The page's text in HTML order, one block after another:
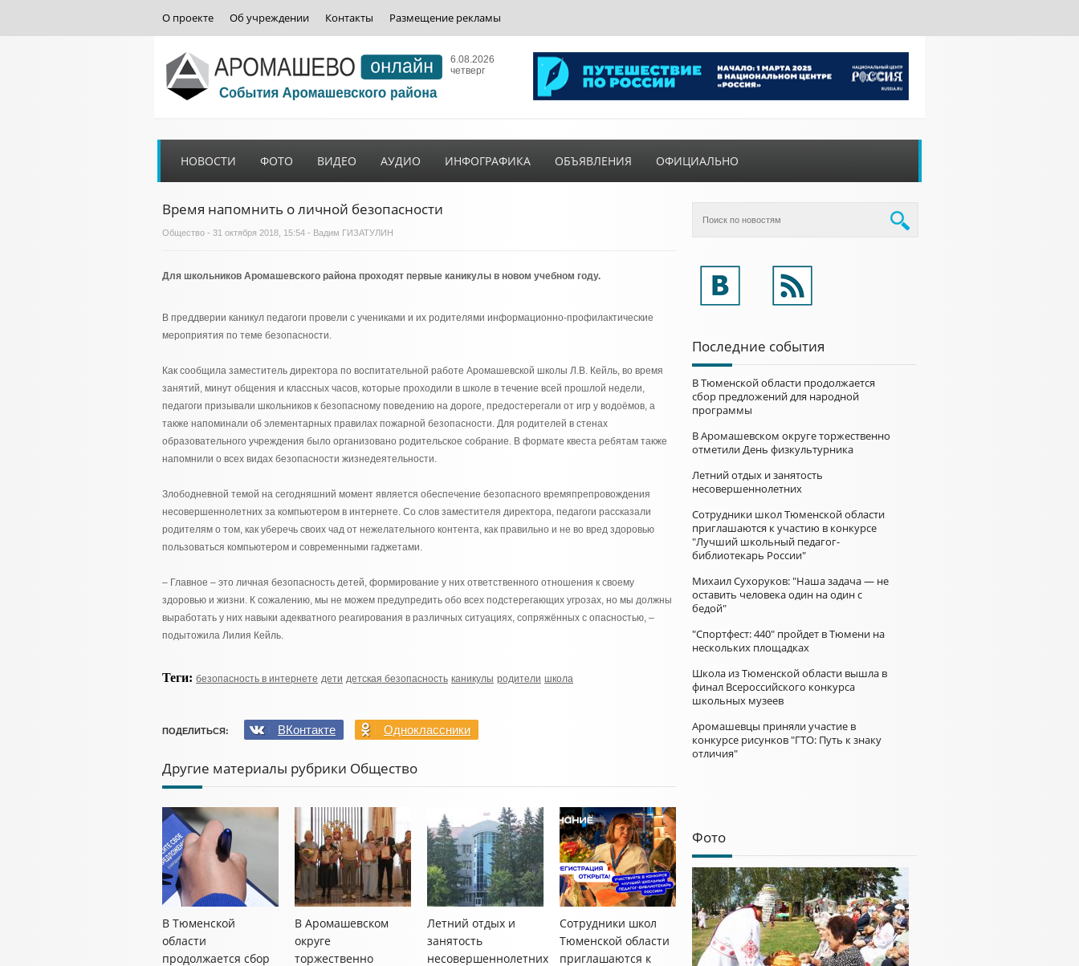
О проекте Об учреждении Контакты Размещение рекламы
6.08.2026
четверг
НОВОСТИ ФОТО ВИДЕО АУДИО ИНФОГРАФИКА ОБЪЯВЛЕНИЯ ОФИЦИАЛЬНО
Время напомнить о личной безопасности
Общество - 31 октября 2018, 15:54 - Вадим ГИЗАТУЛИН
Для школьников Аромашевского района проходят первые каникулы в новом учебном году.
В преддверии каникул педагоги провели с учениками и их родителями информационно-профилактические
мероприятия по теме безопасности.
Как сообщила заместитель директора по воспитательной работе Аромашевской школы Л.В. Кейль, во время
занятий, минут общения и классных часов, которые проходили в школе в течение всей прошлой недели,
педагоги призывали школьников к безопасному поведению на дороге, предостерегали от игр у водоёмов, а
также напоминали об элементарных правилах пожарной безопасности. Для родителей в стенах
образовательного учреждения было организовано родительское собрание. В формате квеста ребятам также
напомнили о всех видах безопасности жизнедеятельности.
Злободневной темой на сегодняшний момент является обеспечение безопасного времяпрепровождения
несовершеннолетних за компьютером в интернете. Со слов заместителя директора, педагоги рассказали
родителям о том, как уберечь своих чад от нежелательного контента, как правильно и не во вред здоровью
пользоваться компьютером и современными гаджетами.
– Главное – это личная безопасность детей, формирование у них ответственного отношения к своему
здоровью и жизни. К сожалению, мы не можем предупредить обо всех подстерегающих угрозах, но мы должны
выработать у них навыки адекватного реагирования в различных ситуациях, сопряжённых с опасностью, –
подытожила Лилия Кейль.
Теги: безопасность в интернете дети детская безопасность каникулы родители школа
ПОДЕЛИТЬСЯ: ВКонтакте Одноклассники
Другие материалы рубрики Общество
В Тюменской
области
продолжается сбор
В Аромашевском
округе
торжественно
Летний отдых и
занятость
несовершеннолетних
Сотрудники школ
Тюменской области
приглашаются к
Последние события
В Тюменской области продолжается
сбор предложений для народной
программы
В Аромашевском округе торжественно
отметили День физкультурника
Летний отдых и занятость
несовершеннолетних
Сотрудники школ Тюменской области
приглашаются к участию в конкурсе
"Лучший школьный педагог-
библиотекарь России"
Михаил Сухоруков: "Наша задача — не
оставить человека один на один с
бедой"
"Спортфест: 440" пройдет в Тюмени на
нескольких площадках
Школа из Тюменской области вышла в
финал Всероссийского конкурса
школьных музеев
Аромашевцы приняли участие в
конкурсе рисунков "ГТО: Путь к знаку
отличия"
Фото